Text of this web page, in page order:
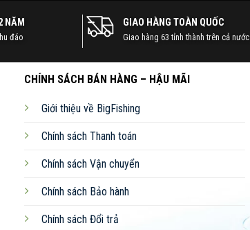
NĂM
đáo
GIAO HÀNG TOÀN QUỐC
Giao hàng 63 tỉnh thành trên cả nước
CHÍNH SÁCH BÁN HÀNG – HẬU MÃI
Giới thiệu về BigFishing
Chính sách Thanh toán
Chính sách Vận chuyển
Chính sách Bảo hành
Chính sách Đổi trả